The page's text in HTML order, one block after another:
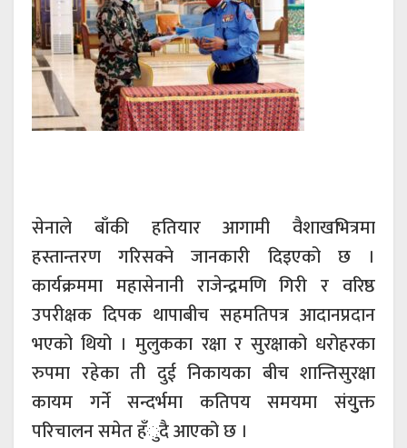
सेनाले बाँकी हतियार आगामी वैशाखभित्रमा
हस्तान्तरण गरिसक्ने जानकारी दिइएको छ ।
कार्यक्रममा महासेनानी राजेन्द्रमणि गिरी र वरिष्ठ
उपरीक्षक दिपक थापाबीच सहमतिपत्र आदानप्रदान
भएको थियो । मुलुकका रक्षा र सुरक्षाको धरोहरका
रुपमा रहेका ती दुई निकायका बीच शान्तिसुरक्षा
कायम गर्ने सन्दर्भमा कतिपय समयमा संयुुक्त
परिचालन समेत हँुदै आएको छ ।